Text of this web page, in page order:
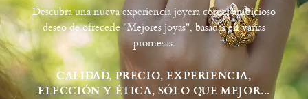
Descubra una nueva experiencia joyera con el ambicioso
deseo de ofrecerle "Mejores joyas", basadas en varias
promesas:
CALIDAD, PRECIO, EXPERIENCIA,
ELECCIÓN Y ÉTICA, SÓLO QUE MEJOR...